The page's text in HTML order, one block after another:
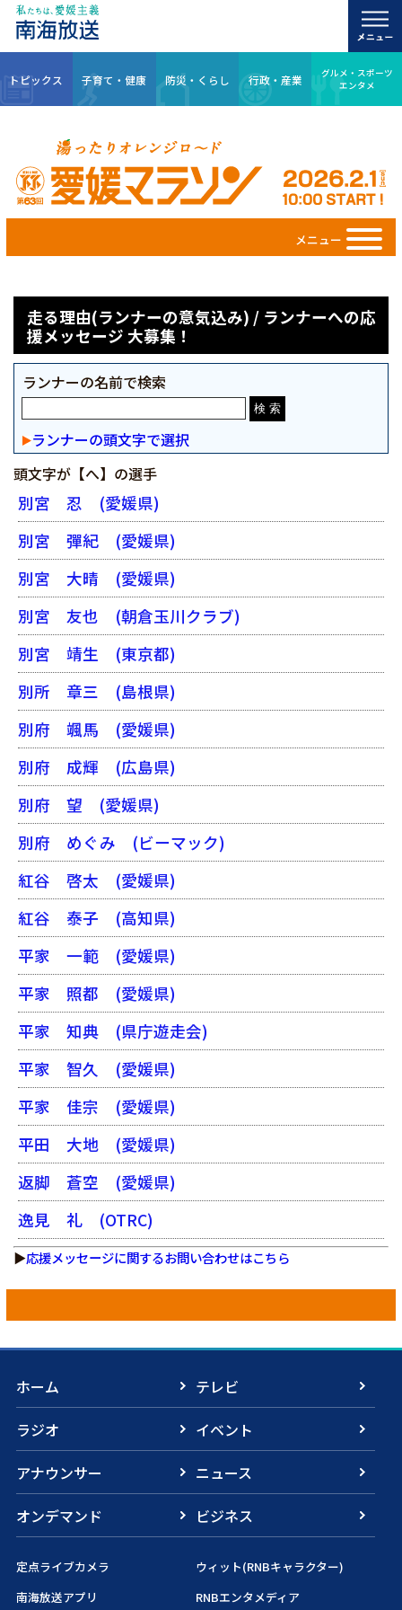
トピックス 子育て・健康 防災・くらし 行政・産業
グルメ・スポーツ
エンタメ
メニュー
走る理由(ランナーの意気込み) / ランナーへの応
援メッセージ 大募集！
ランナーの名前で検索
ランナーの頭文字で選択
頭文字が【へ】の選手
別宮 忍 (愛媛県)
別宮 彈紀(愛媛県)
別宮 大晴 (愛媛県)
別宮 友也 (朝倉玉川クラブ)
別宮 靖生 (東京都)
別所 章三 (島根県)
別府 颯馬 (愛媛県)
別府 成輝 (広島県)
別府 望 (愛媛県)
別府 めぐみ (ビーマック)
紅谷 啓太 (愛媛県)
紅谷 泰子 (高知県)
平家 一範(愛媛県)
平家 照都 (愛媛県)
平家 知典(県庁遊走会)
平家 智久 (愛媛県)
平家 佳宗 (愛媛県)
平田 大地(愛媛県)
返脚 蒼空 (愛媛県)
逸見 礼(OTRC)
▶応援メッセージに関するお問い合わせはこちら
ホーム
テレビ
ラジオ
イベント
アナウンサー
ニュース
オンデマンド
ビジネス
定点ライブカメラ
ウィット(RNBキャラクター)
南海放送アプリ
RNBエンタメディア